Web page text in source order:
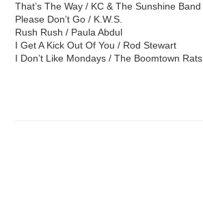
That’s The Way / KC & The Sunshine Band
Please Don’t Go / K.W.S.
Rush Rush / Paula Abdul
I Get A Kick Out Of You / Rod Stewart
I Don’t Like Mondays / The Boomtown Rats